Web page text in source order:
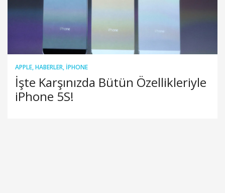
APPLE,HABERLER, IPHONE
İşte Karşınızda Bütün Özellikleriyle
iPhone 5S!